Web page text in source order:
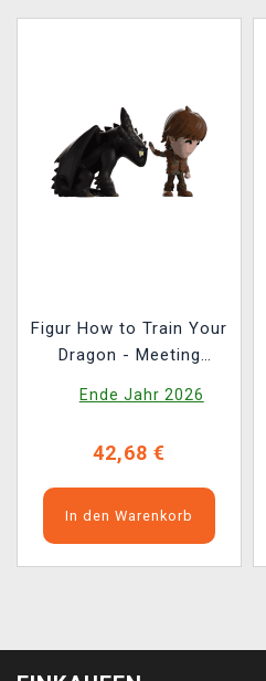
Figur How to Train Your
Dragon - Meeting
How to Train Your
Ende Jahr 2026
42,68 €
In den Warenkorb